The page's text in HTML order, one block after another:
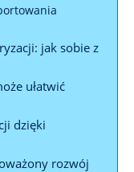
jak sobie z
ułatwić
dzięki
rozwój